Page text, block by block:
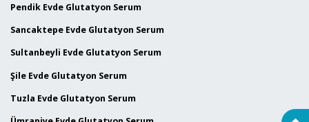
Pendik Evde Glutatyon Serum
Sancaktepe Evde Glutatyon Serum
Sultanbeyli Evde Glutatyon Serum
Şile Evde Glutatyon Serum
Tuzla Evde Glutatyon Serum